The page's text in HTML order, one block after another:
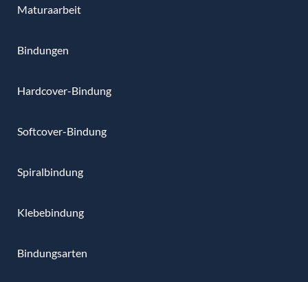
Maturaarbeit
Bindungen
Hardcover-Bindung
Softcover-Bindung
Spiralbindung
Klebebindung
Bindungsarten